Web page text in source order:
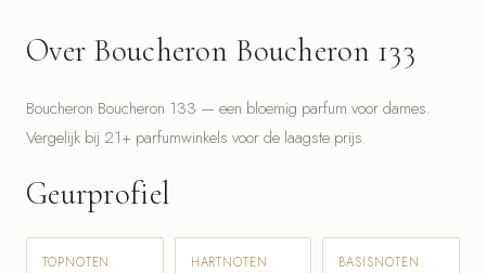
Over Boucheron Boucheron 133
Boucheron Boucheron 133 — een bloemig parfum voor dames.
Vergelijk bij 21+ parfumwinkels voor de laagste prijs.
Geurprofiel
TOPNOTEN HARTNOTEN BASISNOTEN